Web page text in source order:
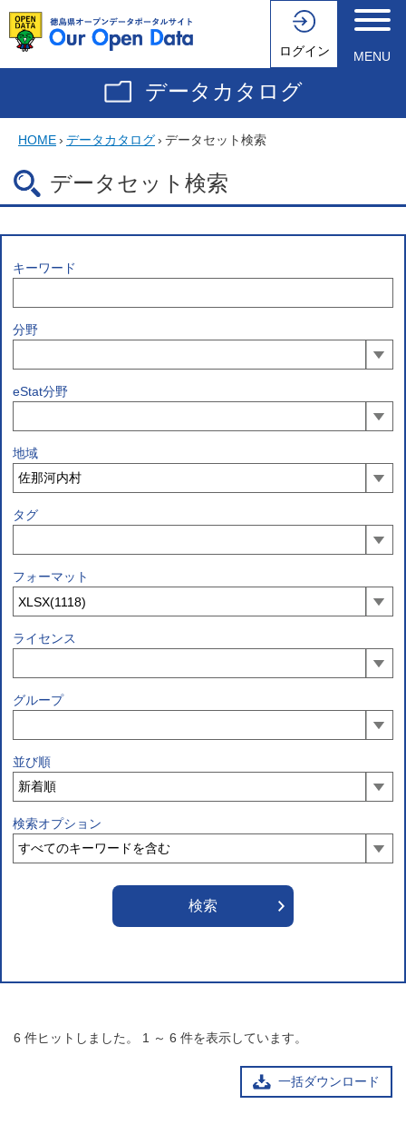
ログイン MENU
データカタログ
HOME› データカタログ› データセット検索
データセット検索
キーワード
分野
eStat分野
地域
タグ
フォーマット
ライセンス
グループ
並び順
検索オプション
6 件ヒットしました。 1 ～ 6 件を表示しています。
一括ダウンロード